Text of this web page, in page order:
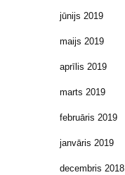
jūnijs 2019
maijs 2019
aprīlis 2019
marts 2019
februāris 2019
janvāris 2019
decembris 2018